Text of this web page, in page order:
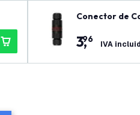
Conector de
3,
96 IVA